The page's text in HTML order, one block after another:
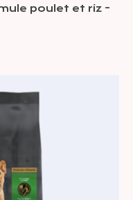
poulet et riz -